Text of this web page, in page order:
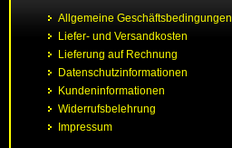
Allgemeine Geschäftsbedingungen
Liefer- und Versandkosten
Lieferung auf Rechnung
Datenschutzinformationen
Kundeninformationen
Widerrufsbelehrung
Impressum